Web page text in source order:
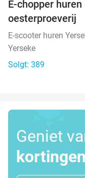
E-chopper
oesterproeverij
E-scooter huren
Yerseke
Solgt: 389
Geniet
kortingen